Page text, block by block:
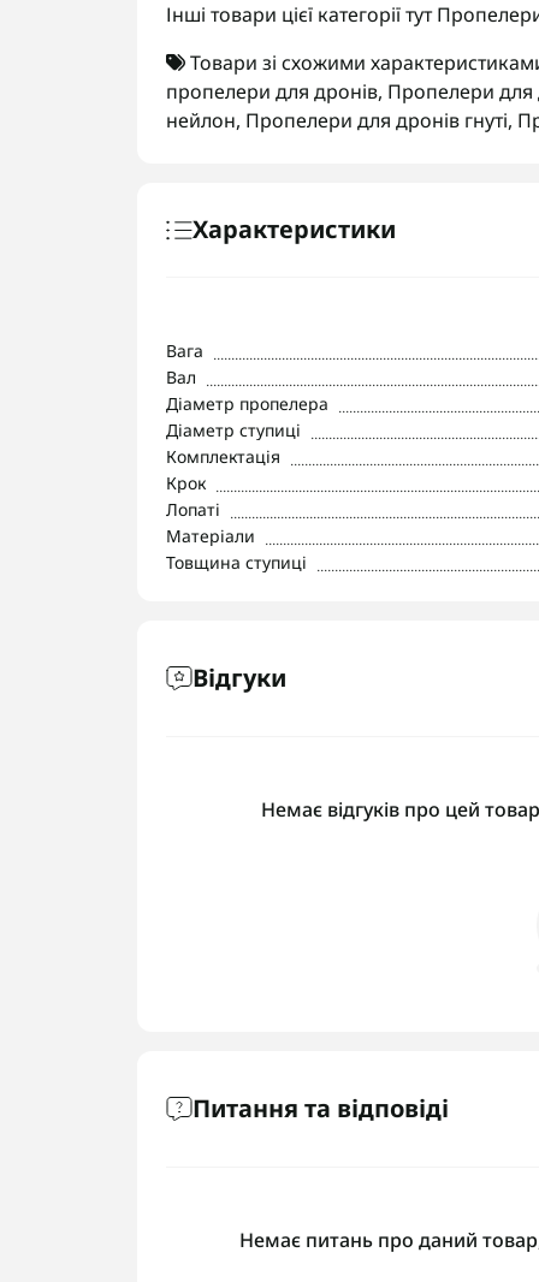
Інші товари цієї категорії тут
Товари зі схожими
пропелери для дронів, Пропелери для
нейлон, Пропелери для дронів гнуті,
Характеристики
Вага
Вал
Діаметр пропелера
Діаметр ступиці
Комплектація
Крок
Лопаті
Матеріали
Товщина ступиці
Відгуки
Немає відгуків про цей
Питання та відповіді
Немає питань про даний